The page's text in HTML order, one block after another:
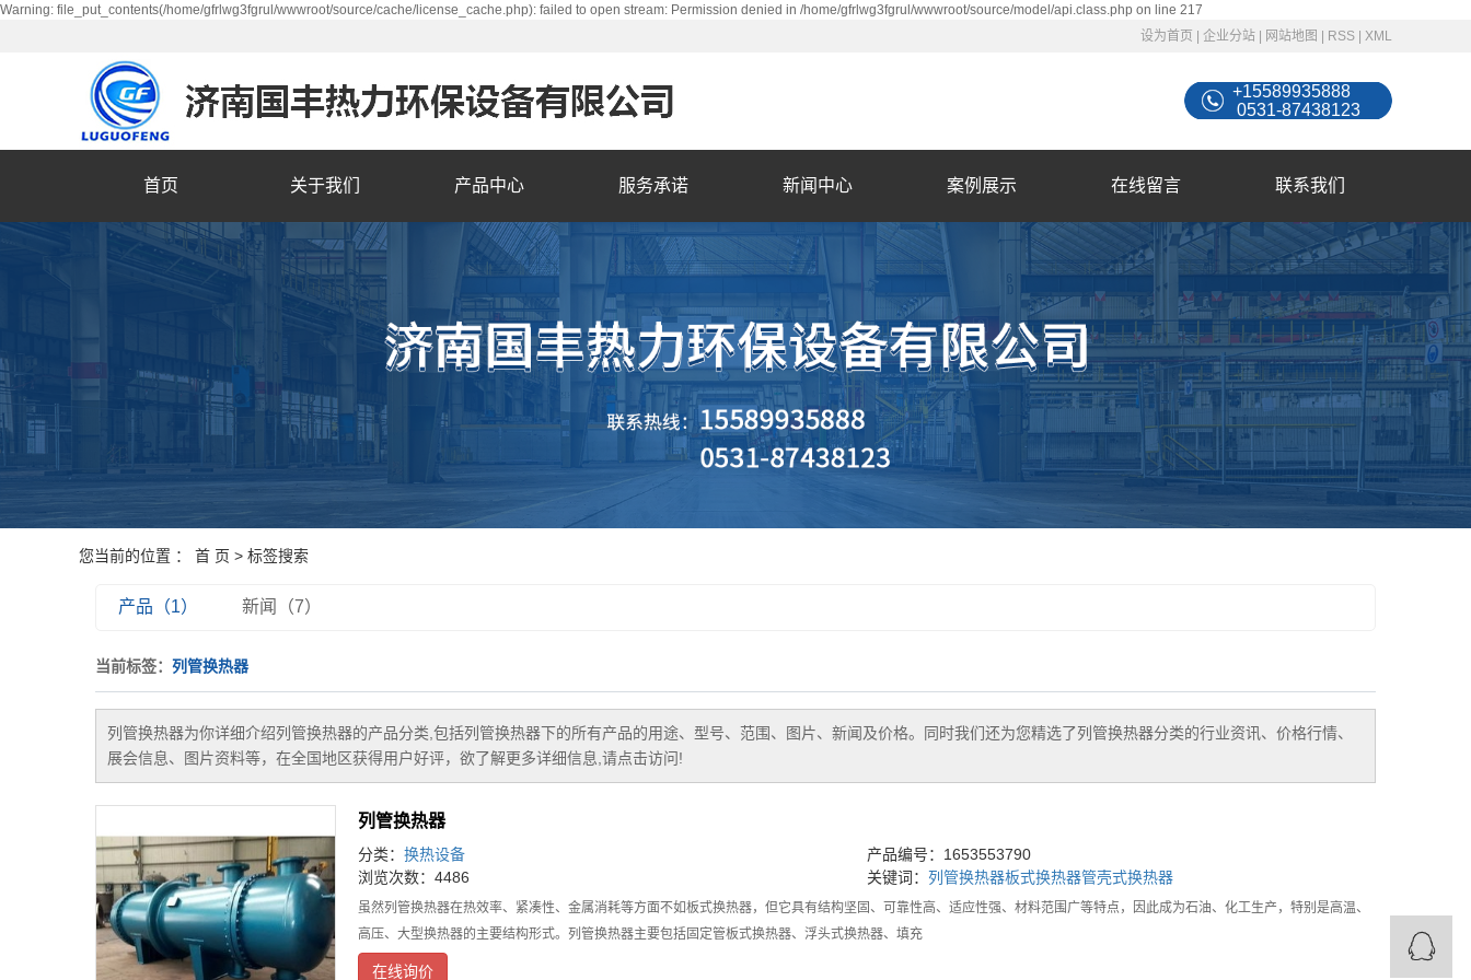
Warning: file_put_contents(/home/gfrlwg3fgrul/wwwroot/source/cache/license_cache.php): failed to open stream: Permission denied in /home/gfrlwg3fgrul/wwwroot/source/model/api.class.php on line 217
设为首页
企业分站 网站地图 RSS XML
+15589935888
0531-87438123
首页 关于我们 产品中心 服务承诺 新闻中心 案例展示 在线留言 联系我们
您当前的位置 ： 首 页 > 标签搜索
产品（1） 新闻（7）
当前标签： 列管换热器
列管换热器为你详细介绍列管换热器的产品分类,包括列管换热器下的所有产品的用途、型号、范围、图片、新闻及价格。同时我们还为您精选了列管换热器分类的行业资讯、价格行情、
展会信息、图片资料等，在全国地区获得用户好评，欲了解更多详细信息,请点击访问!
列管换热器
分类： 换热设备
产品编号：1653553790
浏览次数：4486
关键词： 列管换热器板式换热器管壳式换热器
虽然列管换热器在热效率、紧凑性、金属消耗等方面不如板式换热器，但它具有结构坚固、可靠性高、适应性强、材料范围广等特点，因此成为石油、化工生产，特别是高温、
高压、大型换热器的主要结构形式。列管换热器主要包括固定管板式换热器、浮头式换热器、填充
在线询价